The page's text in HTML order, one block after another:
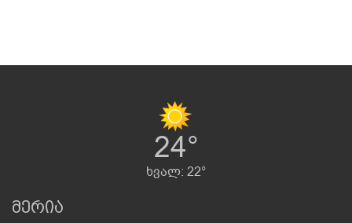
24°
ხვალ: 22°
მერია